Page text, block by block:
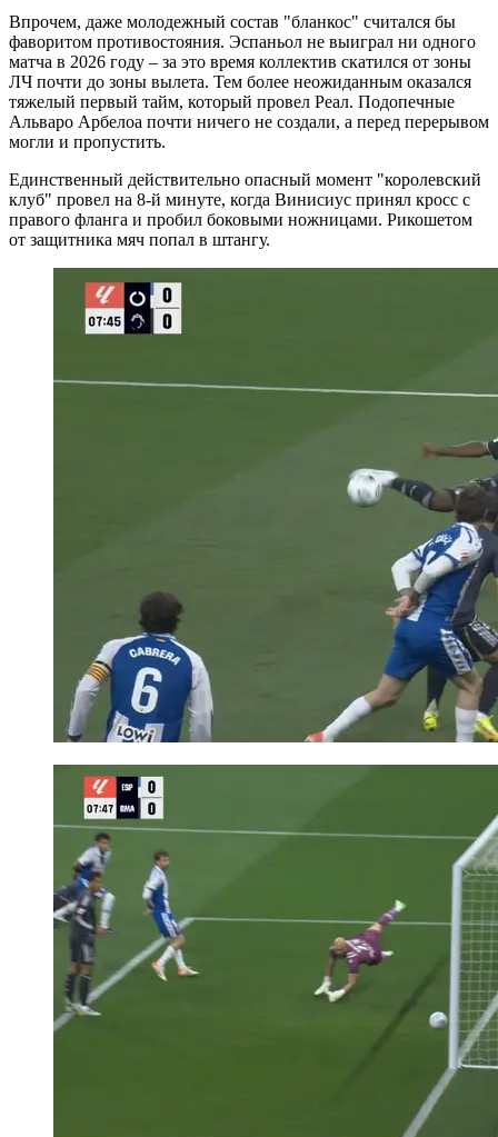
Впрочем, даже молодежный состав "бланкос" считался бы
фаворитом противостояния. Эспаньол не выиграл ни одного
матча в 2026 году – за это время коллектив скатился от зоны
ЛЧ почти до зоны вылета. Тем более неожиданным оказался
тяжелый первый тайм, который провел Реал. Подопечные
Альваро Арбелоа почти ничего не создали, а перед перерывом
могли и пропустить.
Единственный действительно опасный момент "королевский
клуб" провел на 8-й минуте, когда Винисиус принял кросс с
правого фланга и пробил боковыми ножницами. Рикошетом
от защитника мяч попал в штангу.